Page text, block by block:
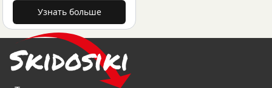
Узнать больше